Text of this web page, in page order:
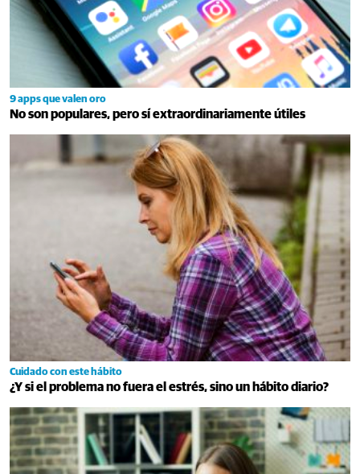
9 apps que valen oro
No son populares, pero sí extraordinariamente útiles
Cuidado con este hábito
¿Y si el problema no fuera el estrés, sino un hábito diario?